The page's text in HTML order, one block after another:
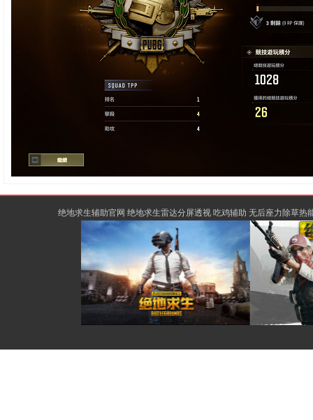
绝地求生辅助官网 绝地求生雷达分屏透视 吃鸡辅助 无后座力除草